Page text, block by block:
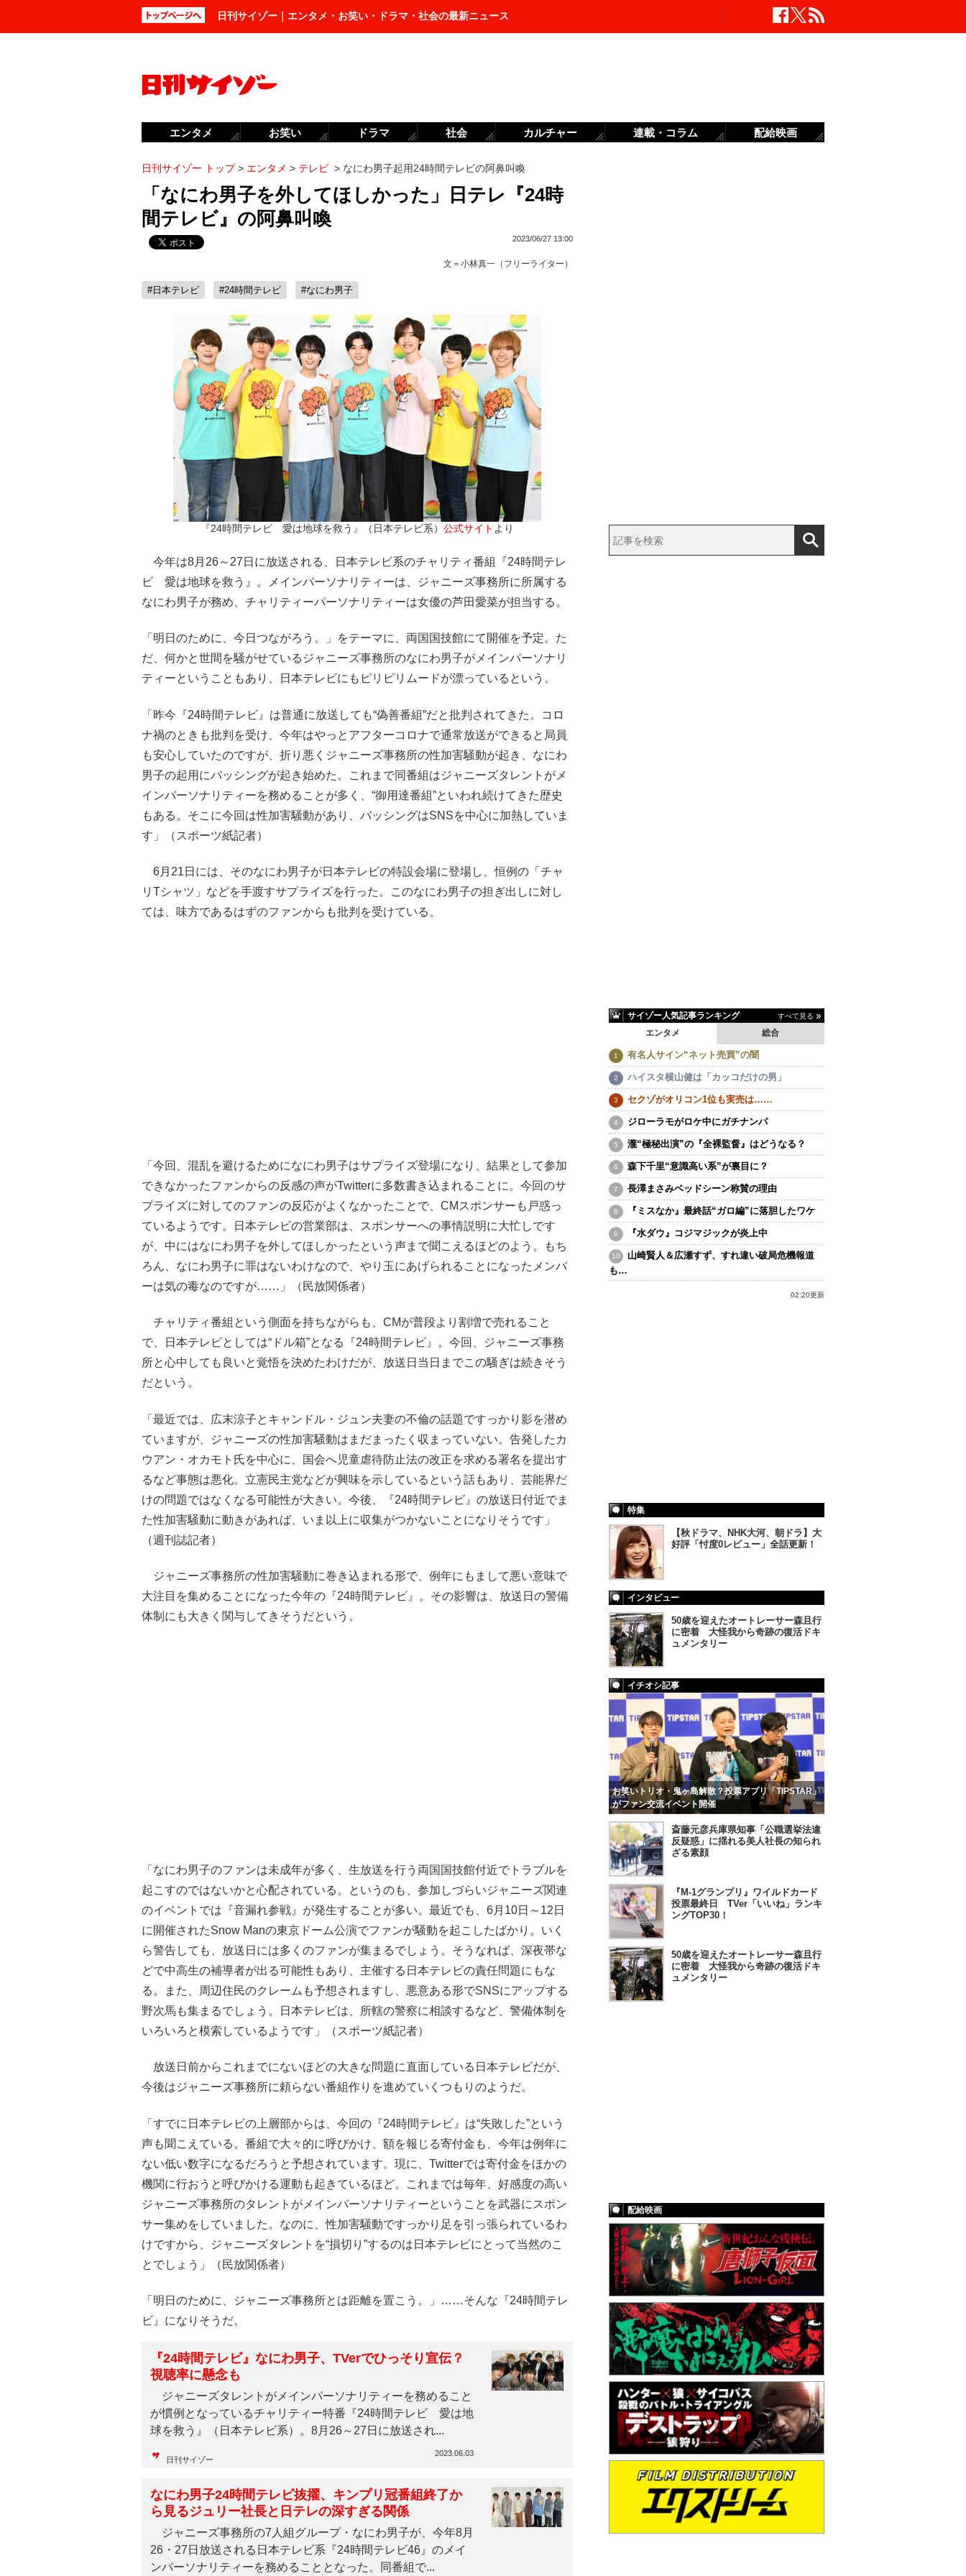
日刊サイゾー｜エンタメ・お笑い・ドラマ・社会の最新ニュース
日刊サイゾー トップ> エンタメ > テレビ > なにわ男子起用24時間テレビの阿鼻叫喚
「なにわ男子を外してほしかった」日テレ『24時
間テレビ』の阿鼻叫喚
2023/06/27 13:00
文＝ 小林真一（フリーライター）
#日本テレビ #24時間テレビ #なにわ男子
『24時間テレビ　愛は地球を救う』（日本テレビ系） 公式サイト より
今年は8月26～27日に放送される、日本テレビ系のチャリティ番組『24時間テレ
ビ 愛は地球を救う』。メインパーソナリティーは、ジャニーズ事務所に所属する
なにわ男子が務め、チャリティーパーソナリティーは女優の芦田愛菜が担当する。
「明日のために、今日つながろう。」をテーマに、両国国技館にて開催を予定。た
だ、何かと世間を騒がせているジャニーズ事務所のなにわ男子がメインパーソナリ
ティーということもあり、日本テレビにもピリピリムードが漂っているという。
「昨今『24時間テレビ』は普通に放送しても“偽善番組”だと批判されてきた。コロ
ナ禍のときも批判を受け、今年はやっとアフターコロナで通常放送ができると局員
も安心していたのですが、折り悪くジャニーズ事務所の性加害騒動が起き、なにわ
男子の起用にバッシングが起き始めた。これまで同番組はジャニーズタレントがメ
インパーソナリティーを務めることが多く、“御用達番組”といわれ続けてきた歴史
もある。そこに今回は性加害騒動があり、バッシングはSNSを中心に加熱していま
す」（スポーツ紙記者）
6月21日には、そのなにわ男子が日本テレビの特設会場に登場し、恒例の「チャ
リTシャツ」などを手渡すサプライズを行った。このなにわ男子の担ぎ出しに対し
ては、味方であるはずのファンからも批判を受けている。
「今回、混乱を避けるためになにわ男子はサプライズ登場になり、結果として参加
できなかったファンからの反感の声がTwitterに多数書き込まれることに。今回のサ
プライズに対してのファンの反応がよくなかったことで、CMスポンサーも戸惑っ
ているようです。日本テレビの営業部は、スポンサーへの事情説明に大忙しです
が、中にはなにわ男子を外してほしかったという声まで聞こえるほどのよう。もち
ろん、なにわ男子に罪はないわけなので、やり玉にあげられることになったメンバ
ーは気の毒なのですが……」（民放関係者）
チャリティ番組という側面を持ちながらも、CMが普段より割増で売れること
で、日本テレビとしては“ドル箱”となる『24時間テレビ』。今回、ジャニーズ事務
所と心中しても良いと覚悟を決めたわけだが、放送日当日までこの騒ぎは続きそう
だという。
「最近では、広末涼子とキャンドル・ジュン夫妻の不倫の話題ですっかり影を潜め
ていますが、ジャニーズの性加害騒動はまだまったく収まっていない。告発したカ
ウアン・オカモト氏を中心に、国会へ児童虐待防止法の改正を求める署名を提出す
るなど事態は悪化。立憲民主党などが興味を示しているという話もあり、芸能界だ
けの問題ではなくなる可能性が大きい。今後、『24時間テレビ』の放送日付近でま
た性加害騒動に動きがあれば、いま以上に収集がつかないことになりそうです」
（週刊誌記者）
ジャニーズ事務所の性加害騒動に巻き込まれる形で、例年にもまして悪い意味で
大注目を集めることになった今年の『24時間テレビ』。その影響は、放送日の警備
体制にも大きく関与してきそうだという。
「なにわ男子のファンは未成年が多く、生放送を行う両国国技館付近でトラブルを
起こすのではないかと心配されている。というのも、参加しづらいジャニーズ関連
のイベントでは『音漏れ参戦』が発生することが多い。最近でも、6月10日～12日
に開催されたSnow Manの東京ドーム公演でファンが騒動を起こしたばかり。いく
ら警告しても、放送日には多くのファンが集まるでしょう。そうなれば、深夜帯な
どで中高生の補導者が出る可能性もあり、主催する日本テレビの責任問題にもな
る。また、周辺住民のクレームも予想されますし、悪意ある形でSNSにアップする
野次馬も集まるでしょう。日本テレビは、所轄の警察に相談するなど、警備体制を
いろいろと模索しているようです」（スポーツ紙記者）
放送日前からこれまでにないほどの大きな問題に直面している日本テレビだが、
今後はジャニーズ事務所に頼らない番組作りを進めていくつもりのようだ。
「すでに日本テレビの上層部からは、今回の『24時間テレビ』は“失敗した”という
声も聞こえている。番組で大々的に呼びかけ、額を報じる寄付金も、今年は例年に
ない低い数字になるだろうと予想されています。現に、Twitterでは寄付金をほかの
機関に行おうと呼びかける運動も起きているほど。これまでは毎年、好感度の高い
ジャニーズ事務所のタレントがメインパーソナリティーということを武器にスポン
サー集めをしていました。なのに、性加害騒動ですっかり足を引っ張られているわ
けですから、ジャニーズタレントを“損切り”するのは日本テレビにとって当然のこ
とでしょう」（民放関係者）
「明日のために、ジャニーズ事務所とは距離を置こう。」……そんな『24時間テレ
ビ』になりそうだ。
『24時間テレビ』なにわ男子、TVerでひっそり宣伝？
視聴率に懸念も
ジャニーズタレントがメインパーソナリティーを務めること
が慣例となっているチャリティー特番『24時間テレビ 愛は地
球を救う』（日本テレビ系）。8月26～27日に放送され...
日刊サイゾー
2023.06.03
なにわ男子24時間テレビ抜擢、キンプリ冠番組終了か
ら見るジュリー社長と日テレの深すぎる関係
ジャニーズ事務所の7人組グループ・なにわ男子が、今年8月
26・27日放送される日本テレビ系『24時間テレビ46』のメイ
ンパーソナリティーを務めることとなった。同番組で...
サイゾー人気記事ランキング すべて見る
エンタメ 総合
有名人サイン“ネット売買”の闇
ハイスタ横山健は「カッコだけの男」
セクゾがオリコン1位も実売は……
ジローラモがロケ中にガチナンパ
瀧“極秘出演”の『全裸監督』はどうなる？
森下千里“意識高い系”が裏目に？
長澤まさみベッドシーン称賛の理由
『ミスなか』最終話“ガロ編”に落胆したワケ
『水ダウ』コジマジックが炎上中
山崎賢人＆広瀬すず、すれ違い破局危機報道
も…
02:20更新
特集
【秋ドラマ、NHK大河、朝ドラ】大
好評「忖度0レビュー」全話更新！
インタビュー
50歳を迎えたオートレーサー森且行
に密着 大怪我から奇跡の復活ドキ
ュメンタリー
イチオシ記事
お笑いトリオ・鬼ヶ島解散？投票アプリ「TIPSTAR」
がファン交流イベント開催
斎藤元彦兵庫県知事「公職選挙法違
反疑惑」に揺れる美人社長の知られ
ざる素顔
『M-1グランプリ』ワイルドカード
投票最終日 TVer「いいね」ランキ
ングTOP30！
50歳を迎えたオートレーサー森且行
に密着 大怪我から奇跡の復活ドキ
ュメンタリー
配給映画
エンタメ お笑い ドラマ 社会 カルチャー 連載・コラム 配給映画